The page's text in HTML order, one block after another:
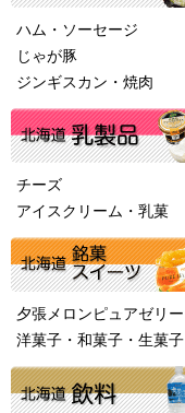
ハム・ソーセージ
じゃが豚
ジンギスカン・焼肉
チーズ
アイスクリーム・乳菓
夕張メロンピュアゼリー
洋菓子・和菓子・生菓子